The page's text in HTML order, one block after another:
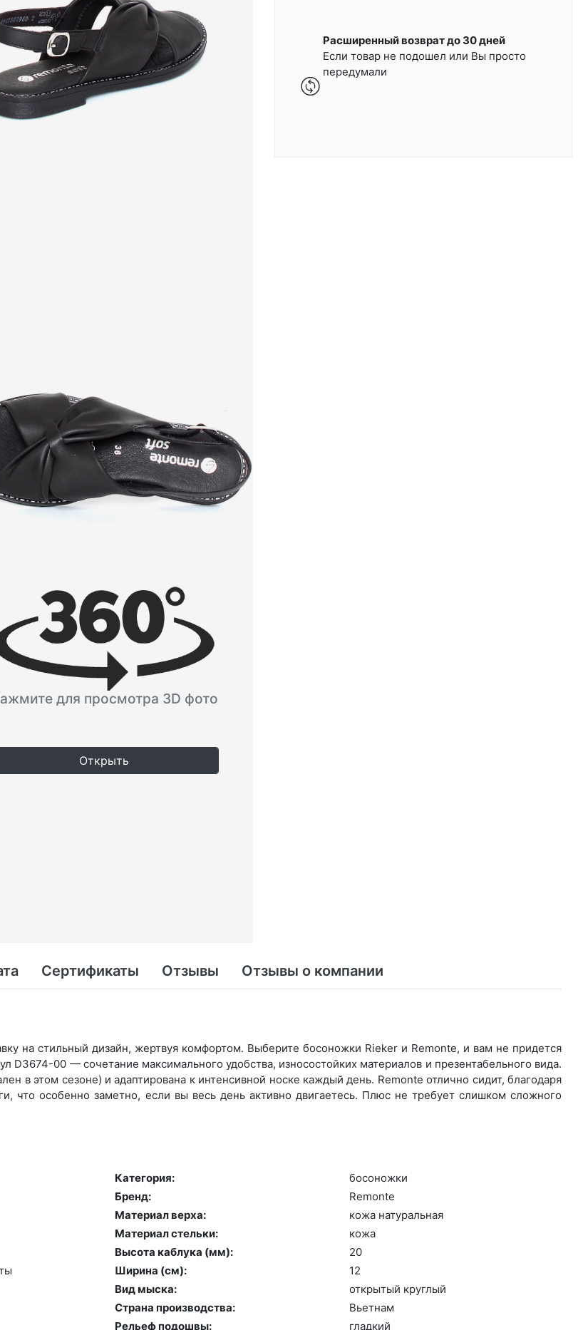
для просмотра 3D фото
Открыть
Расширенный возврат до 30 дней
Если товар не подошел или Вы просто
передумали
Сертификаты Отзывы Отзывы о компании
на стильный дизайн, жертвуя комфортом. Выберите бо­сонож­ки Rieker и Remonte, и вам не придется
00 — сочетание максимального удобства, износостойких материалов и презентабельного вида.
в этом сезоне) и адаптирована к интенсивной носке каждый день. Re­mon­te отлично сидит, благодаря
что особенно заметно, если вы весь день активно двигаетесь. Плюс не требует слишком сложного
Категория:
бо­сонож­ки
Бренд:
Re­mon­te
Материал верха:
ко­жа на­тураль­ная
Материал стельки:
ко­жа
Высота каблука (мм):
20
Ширина (см):
12
Вид мыска:
отк­ры­тый круг­лый
Страна производства:
Вь­ет­нам
Рельеф подошвы: глад­кий